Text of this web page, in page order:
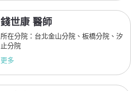
錢世康 醫師
所在分院：台北金山分院、板橋分院、汐
止分院
更多